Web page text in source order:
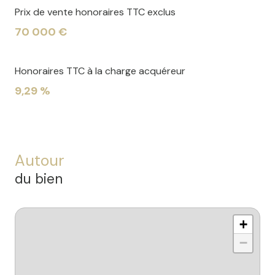
Prix de vente honoraires TTC exclus
70 000 €
Honoraires TTC à la charge acquéreur
9,29 %
Autour
du bien
+
−